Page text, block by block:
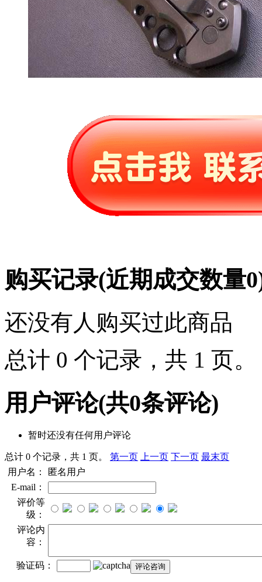
购买记录(近期成交数量0
还没有人购买过此商品
总计 0 个记录，共 1 页。
用户评论(共0条评论)
暂时还没有任何用户评论
总计 0 个记录，共 1 页。 第一页 上一页 下一页 最末页
用户名：
匿名用户
E-mail：
评价等
级：
评论内
容：
验证码：